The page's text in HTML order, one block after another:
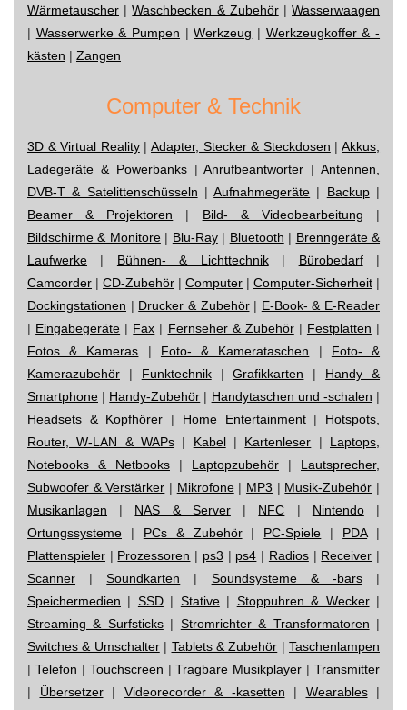
Wärmetauscher |Waschbecken & Zubehör|Wasserwaagen
| Wasserwerke & Pumpen |Werkzeug | Werkzeugkoffer & -
kästen | Zangen
Computer & Technik
3D & Virtual Reality|Adapter, Stecker & Steckdosen |Akkus,
Ladegeräte & Powerbanks|Anrufbeantworter |Antennen,
DVB-T & Satelittenschüsseln |Aufnahmegeräte | Backup|
Beamer & Projektoren | Bild- & Videobearbeitung |
Bildschirme & Monitore| Blu-Ray| Bluetooth | Brenngeräte &
Laufwerke | Bühnen- & Lichttechnik| Bürobedarf|
Camcorder | CD-Zubehör | Computer | Computer-Sicherheit |
Dockingstationen | Drucker & Zubehör| E-Book- & E-Reader
| Eingabegeräte | Fax | Fernseher & Zubehör| Festplatten |
Fotos & Kameras | Foto- & Kamerataschen | Foto- &
Kamerazubehör | Funktechnik|Grafikkarten | Handy &
Smartphone | Handy-Zubehör | Handytaschen und -schalen |
Headsets & Kopfhörer | Home Entertainment| Hotspots,
Router, W-LAN & WAPs | Kabel| Kartenleser | Laptops,
Notebooks & Netbooks | Laptopzubehör | Lautsprecher,
Subwoofer & Verstärker | Mikrofone| MP3 | Musik-Zubehör |
Musikanlagen | NAS & Server| NFC | Nintendo|
Ortungssysteme | PCs & Zubehör| PC-Spiele | PDA|
Plattenspieler | Prozessoren | ps3 | ps4 | Radios| Receiver |
Scanner |Soundkarten | Soundsysteme & -bars|
Speichermedien | SSD| Stative| Stoppuhren & Wecker|
Streaming & Surfsticks| Stromrichter & Transformatoren |
Switches & Umschalter| Tablets & Zubehör | Taschenlampen
| Telefon | Touchscreen |Tragbare Musikplayer | Transmitter
| Übersetzer| Videorecorder & -kasetten | Wearables|